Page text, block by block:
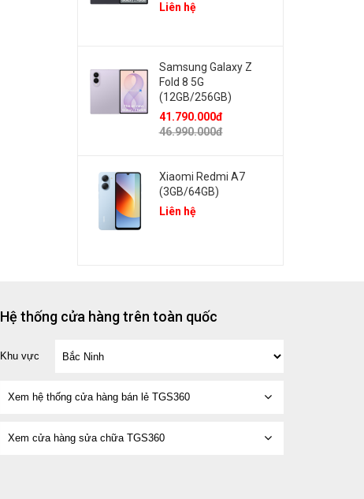
Liên hệ
Samsung Galaxy Z
Fold 8 5G
(12GB/256GB)
41.790.000đ
46.990.000đ
Xiaomi Redmi A7
(3GB/64GB)
Liên hệ
Hệ thống cửa hàng trên toàn quốc
Khu vực
Xem hệ thống cửa hàng bán lẻ TGS360
Xem cửa hàng sửa chữa TGS360